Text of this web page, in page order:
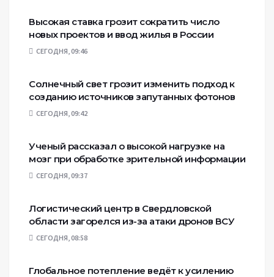
Высокая ставка грозит сократить число
новых проектов и ввод жилья в России
СЕГОДНЯ, 09:46
Солнечный свет грозит изменить подход к
созданию источников запутанных фотонов
СЕГОДНЯ, 09:42
Ученый рассказал о высокой нагрузке на
мозг при обработке зрительной информации
СЕГОДНЯ, 09:37
Логистический центр в Свердловской
области загорелся из-за атаки дронов ВСУ
СЕГОДНЯ, 08:58
Глобальное потепление ведёт к усилению